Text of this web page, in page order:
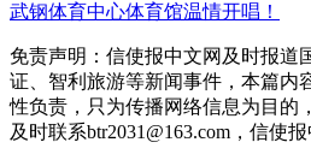
武钢体育中心体育馆温情开唱！
免责声明：信使报中文网及时报道
证、智利旅游等新闻事件，本篇内
性负责，只为传播网络信息为目的
及时联系btr2031@163.com，信使